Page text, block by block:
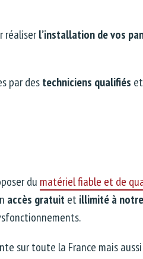
réaliserl’installation de vos
par destechniciens qualifiés et
du matériel fiable et de
accès gratuit etillimité à
sur toute la France mais